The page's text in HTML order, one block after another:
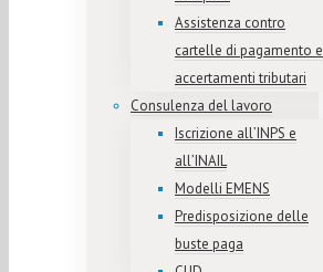
Assistenza contro
cartelle di pagamento e
accertamenti tributari
Consulenza del lavoro
Iscrizione all’INPS e
all’INAIL
Modelli EMENS
Predisposizione delle
buste paga